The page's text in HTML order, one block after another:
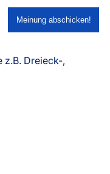
z.B. Dreieck-,